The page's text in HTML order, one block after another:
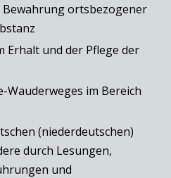
ortsbezogener
Erhalt und der Pflege der
Wauderweges im Bereich
(niederdeutschen)
durch Lesungen,
und